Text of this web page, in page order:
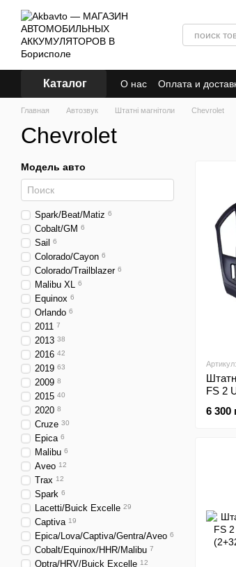
Перейти к основному контенту
Каталог О нас Оплата и
Главная Автозвук Штатні магнітоли Chevrolet
Chevrolet
FS 2
6 300
Модель авто
Spark/Beat/Matiz 6
Cobalt/GM 6
Sail 6
Colorado/Cayon 6
Colorado/Trailblazer 6
Malibu XL 6
Equinox 6
Orlando 6
2011 7
2013 38
2016 42
2019 63
2009 8
2015 40
2020 8
Cruze 30
Epica 6
Malibu 6
Aveo 12
Trax 12
Spark 6
Lacetti/Buick Excelle 29
Captiva 19
Epica/Lova/Captiva/Gentra/Aveo 6
Cobalt/Equinox/HHR/Malibu 7
Optra/HRV/Buick Excelle 12